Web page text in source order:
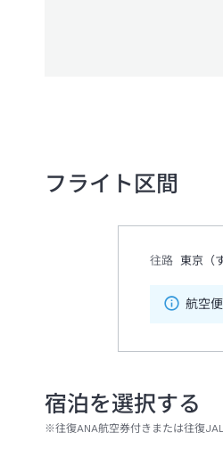
フライト区間
往路 東京（
航空
宿泊を選択する
※往復ANA航空券付きまたは往復